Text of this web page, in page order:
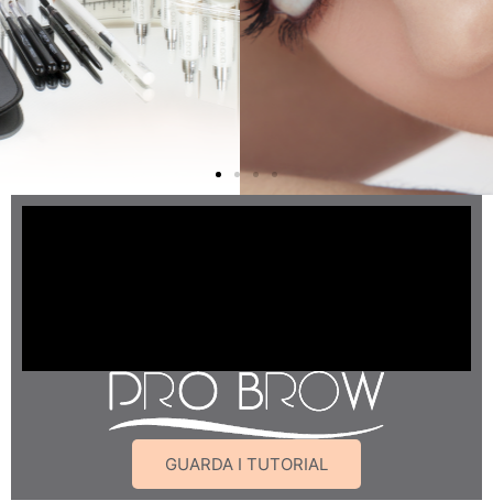
Hennè Sopracciglia
Semipermanenti
GUARDA I TUTORIAL